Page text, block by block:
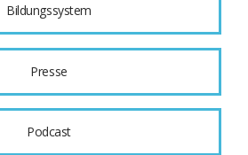
Bildungssystem
Presse
Podcast